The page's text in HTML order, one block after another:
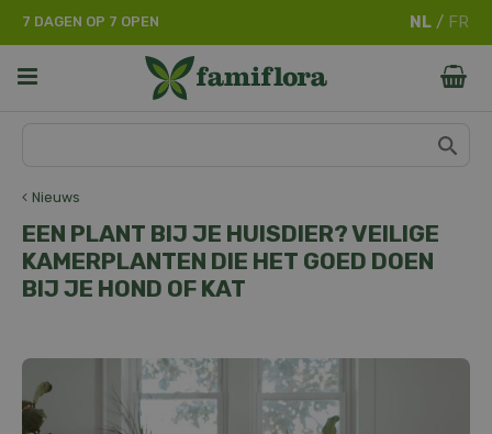
Nieuws
7 DAGEN OP 7 OPEN
EEN PLANT BIJ JE HUISDIER? VEILIGE
KAMERPLANTEN DIE HET GOED DOEN
BIJ JE HOND OF KAT